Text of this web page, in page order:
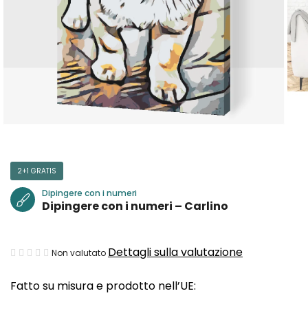
Fatto su misura e prodotto nell’UE:
2+1 GRATIS
Dipingere con i numeri
Dipingere con i numeri – Carlino
La
media
Non valutato Dettagli sulla valutazione